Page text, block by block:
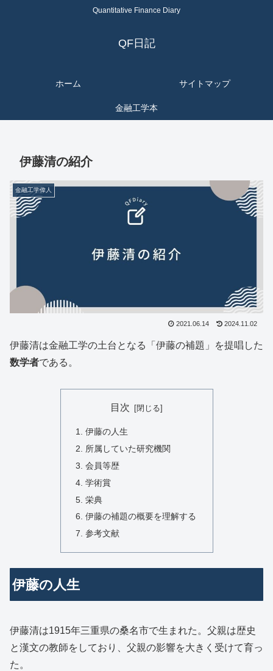
Quantitative Finance Diary
QF日記
ホーム サイトマップ
金融工学本
伊藤清の紹介
金融工学偉人
2021.06.14 2024.11.02
伊藤清は金融工学の土台となる「伊藤の補題」を提唱した
数学者である。
目次
伊藤の人生
所属していた研究機関
会員等歴
学術賞
栄典
伊藤の補題の概要を理解する
参考文献
伊藤の人生
伊藤清は1915年三重県の桑名市で生まれた。父親は歴史
と漢文の教師をしており、父親の影響を大きく受けて育っ
た。